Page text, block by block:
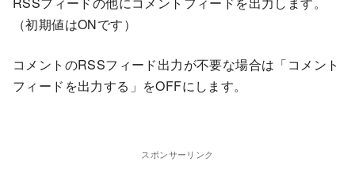
（初期値はONです）
コメントのRSSフィード出力が不要な場合は「コメント
フィードを出力する」をOFFにします。
スポンサーリンク